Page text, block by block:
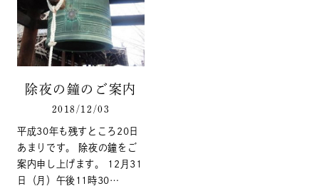
除夜の鐘のご案内
2018/12/03
平成30年も残すところ20日
あまりです。 除夜の鐘をご
案内申し上げます。 12月31
日（月）午後11時30…